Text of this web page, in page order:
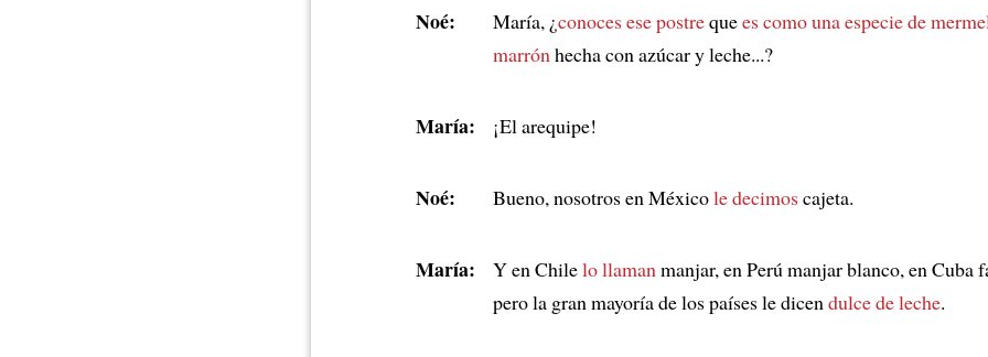
Noé: María, ¿conoces ese postrequees como una especie de
marrón hecha con azúcar y leche...?
María: ¡El arequipe!
Noé: Bueno, nosotros en Méxicole decimoscajeta.
María: Y en Chilelo llaman manjar, en Perú manjar blanco, en Cuba
pero la gran mayoría de los países le dicen dulce de leche.